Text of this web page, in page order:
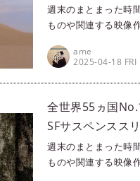
週末のまとまった時
ものや関連する映像
きる映画・ドラマ・
すめをピックアップ
近いということで、
ォーズ』シリーズを
ame
2025-04-18 FRI
全世界55ヵ国
SFサスペンスス
末シネマラン
週末のまとまった時
ものや関連する映像